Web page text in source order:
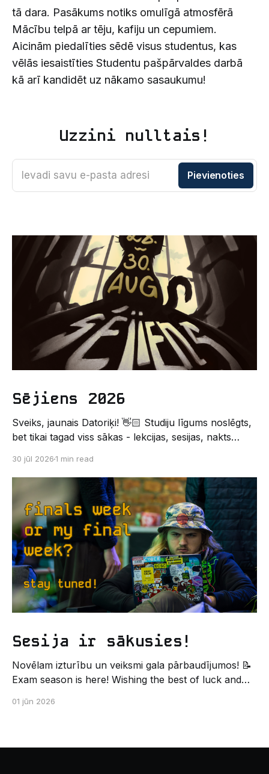
tā dara. Pasākums notiks omulīgā atmosfērā
Mācību telpā ar tēju, kafiju un cepumiem.
Aicinām piedalīties sēdē visus studentus, kas
vēlās iesaistīties Studentu pašpārvaldes darbā
kā arī kandidēt uz nākamo sasaukumu!
Uzzini nulltais!
Ievadi savu e-pasta adresi Pievienoties
Sējiens 2026
Sveiks, jaunais Datoriķi! 👋🏻 Studiju līgums noslēgts,
bet tikai tagad viss sākas - lekcijas, sesijas, nakts
Un kas gan būtu labāks veids, kā iepazīt savu jauno
dzīvi LU EZTF datoriķu vidē, par došanos uz
leģendāro “Sējienu”? 🐱 Šī pirmsaristoteļa nometne
palīdzēs tev iegūt pirmos draugus, ieskatu studenta
30 jūl 20261 min read
Sesija ir sākusies!
Novēlam izturību un veiksmi gala pārbaudījumos! 📝
Exam season is here! Wishing the best of luck and
pašpārvaldes komunikācijas virziens
01 jūn 2026